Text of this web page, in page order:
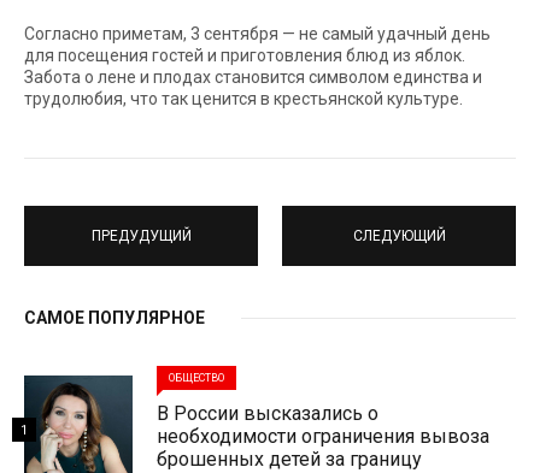
Согласно приметам, 3 сентября — не самый удачный день
для посещения гостей и приготовления блюд из яблок.
Забота о лене и плодах становится символом единства и
трудолюбия, что так ценится в крестьянской культуре.
ПРЕДУДУЩИЙ СЛЕДУЮЩИЙ
САМОЕ ПОПУЛЯРНОЕ
ОБЩЕСТВО
В России высказались о
необходимости ограничения вывоза
брошенных детей за границу
1